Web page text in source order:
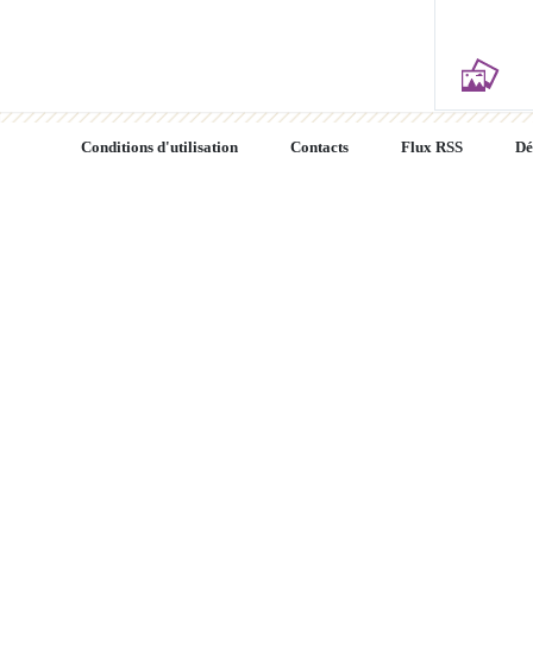
Conditions d'utilisation Contacts Flux RSS